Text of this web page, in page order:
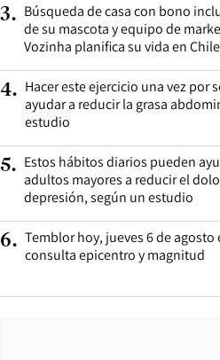
3. Búsqueda de casa con bono
de su mascota y equipo de
Vozinha planifica su vida en Chile
4. Hacer este ejercicio una vez por
ayudar a reducir la grasa
estudio
5. Estos hábitos diarios pueden
adultos mayores a reducir el
depresión, según un estudio
6. Temblor hoy, jueves 6 de agosto
consulta epicentro y magnitud